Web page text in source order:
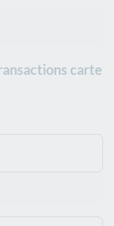
carte
les devises